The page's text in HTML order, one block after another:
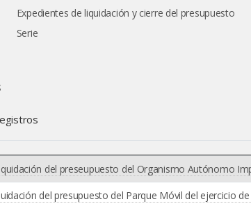
Expedientes de liquidación y cierre del presupuesto
Serie
del preseupuesto del Organismo Autónomo
del presupuesto del Parque Móvil del ejercicio